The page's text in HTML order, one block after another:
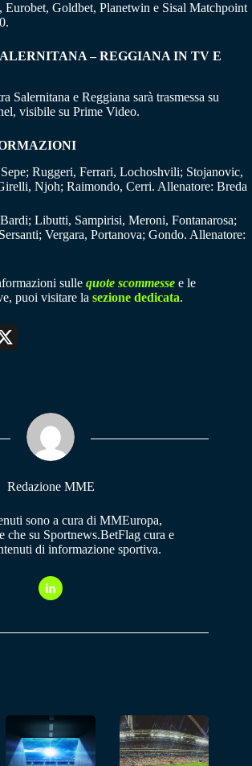
Eurobet, Goldbet, Planetwin e Sisal Matchpoint
– REGGIANA IN TV E
Salernitana e Reggiana sarà trasmessa su
visibile su Prime Video.
Sepe; Ruggeri, Ferrari, Lochoshvili; Stojanovic,
Njoh; Raimondo, Cerri. Allenatore: Breda
Bardi; Libutti, Sampirisi, Meroni, Fontanarosa;
Vergara, Portanova; Gondo. Allenatore:
sulle quote scommesse e le
puoi visitare la sezione dedicata.
Redazione MME
sono a cura di MMEuropa,
che su Sportnews.BetFlag cura e
di informazione sportiva.